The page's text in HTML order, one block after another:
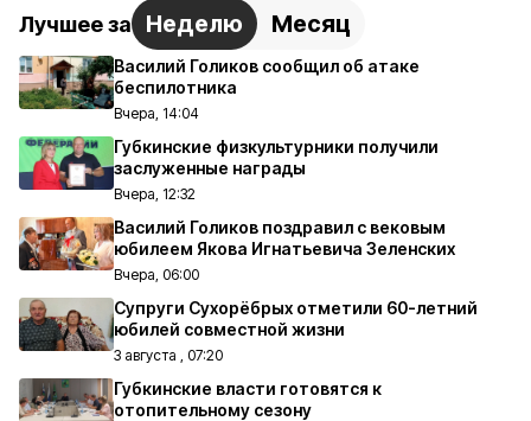
Лучшее за Неделю Месяц
Василий Голиков сообщил об атаке
беспилотника
Вчера, 14:04
Губкинские физкультурники получили
заслуженные награды
Вчера, 12:32
Василий Голиков поздравил с вековым
юбилеем Якова Игнатьевича Зеленских
Вчера, 06:00
Супруги Сухорёбрых отметили 60-летний
юбилей совместной жизни
3 августа , 07:20
Губкинские власти готовятся к
отопительному сезону